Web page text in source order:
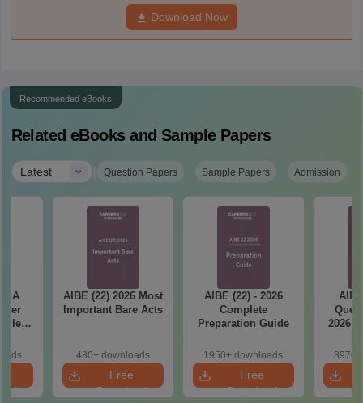
Download Now
Recommended eBooks
Related eBooks and Sample Papers
Latest | Question Papers Sample Papers Admission
A
AIBE (22) 2026 Most
Important Bare Acts
480+ downloads
Free
Download
AIBE (22) - 2026
Complete
Preparation Guide
1950+ downloads
Free
Download
2026